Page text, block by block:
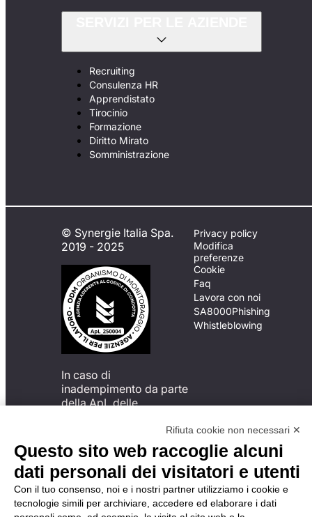
Recruiting
Consulenza HR
Apprendistato
Tirocinio
Formazione
Diritto Mirato
Somministrazione
© Synergie Italia Spa.
2019 - 2025
In caso di
inadempimento da parte
della ApL delle
del Codice di Condotta, è
possibile presentare un
reclamo
all’Organismo di
Monitoraggio utilizzando
una delle modalità
descritte al seguente
Privacy policy
Modifica
preferenze
Cookie
Faq
Lavora con noi
SA8000Phishing
Whistleblowing
Rifiuta cookie non necessari ✕
Questo sito web raccoglie alcuni
dati personali dei visitatori e utenti
Con il tuo consenso, noi e i nostri partner utilizziamo i cookie e
tecnologie simili per archiviare, accedere ed elaborare i dati